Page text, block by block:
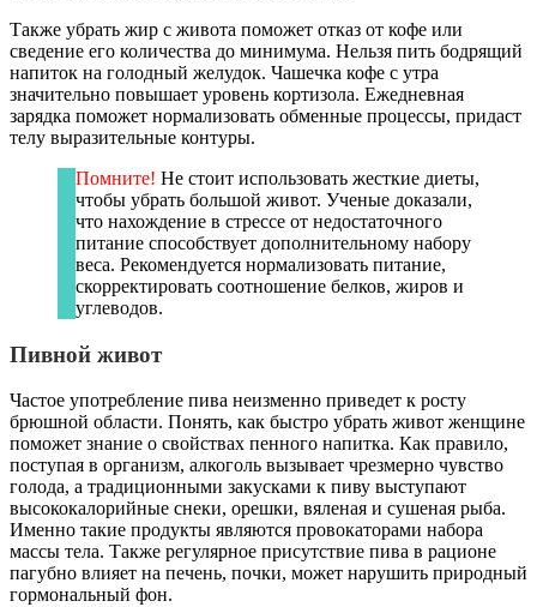
Также убрать жир с живота поможет отказ от кофе или
сведение его количества до минимума. Нельзя пить бодрящий
напиток на голодный желудок. Чашечка кофе с утра
значительно повышает уровень кортизола. Ежедневная
зарядка поможет нормализовать обменные процессы, придаст
телу выразительные контуры.
Помните! Не стоит использовать жесткие диеты,
чтобы убрать большой живот. Ученые доказали,
что нахождение в стрессе от недостаточного
питание способствует дополнительному набору
веса. Рекомендуется нормализовать питание,
скорректировать соотношение белков, жиров и
углеводов.
Пивной живот
Частое употребление пива неизменно приведет к росту
брюшной области. Понять, как быстро убрать живот женщине
поможет знание о свойствах пенного напитка. Как правило,
поступая в организм, алкоголь вызывает чрезмерно чувство
голода, а традиционными закусками к пиву выступают
высококалорийные снеки, орешки, вяленая и сушеная рыба.
Именно такие продукты являются провокаторами набора
массы тела. Также регулярное присутствие пива в рационе
пагубно влияет на печень, почки, может нарушить природный
гормональный фон.